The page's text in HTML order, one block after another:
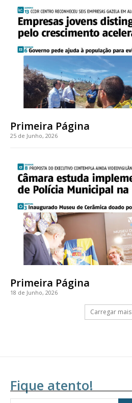
Primeira Página
25 de Junho, 2026
Primeira Página
18 de Junho, 2026
Carregar mais
Fique atento!